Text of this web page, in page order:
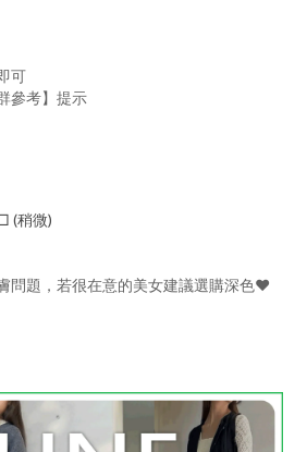
可
參考】提示
(稍微)
問題，若很在意的美女建議選購深色♥